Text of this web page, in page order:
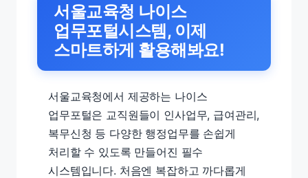
서울교육청 나이스
업무포털시스템, 이제
스마트하게 활용해봐요!
서울교육청에서 제공하는 나이스
업무포털은 교직원들이 인사업무, 급여관리,
복무신청 등 다양한 행정업무를 손쉽게
처리할 수 있도록 만들어진 필수
시스템입니다. 처음엔 복잡하고 까다롭게